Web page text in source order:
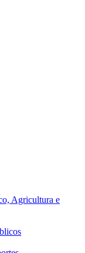
Agricultura e